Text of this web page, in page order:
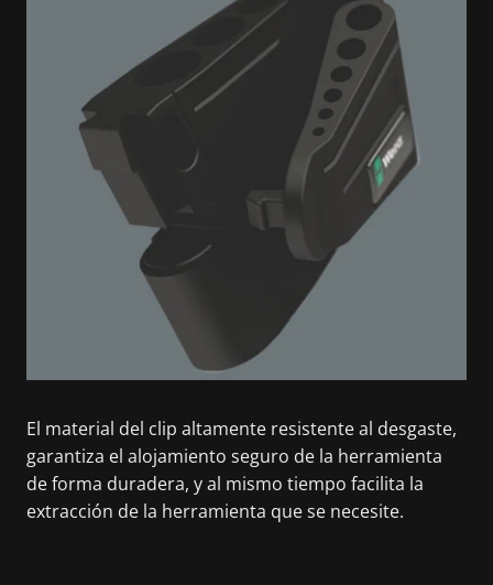
El material del clip altamente resistente al desgaste,
garantiza el alojamiento seguro de la herramienta
de forma duradera, y al mismo tiempo facilita la
extracción de la herramienta que se necesite.